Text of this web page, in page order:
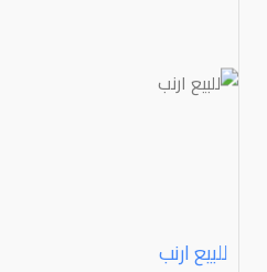
للبيع ارنب